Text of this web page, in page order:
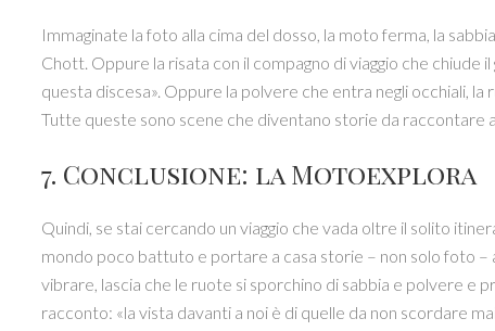
Immaginate la foto alla cima del dosso, la moto ferma, la
Chott. Oppure la risata con il compagno di viaggio che
questa discesa». Oppure la polvere che entra negli occhiali,
Tutte queste sono scene che diventano storie da raccontare
7. Conclusione: la Motoexplora
Quindi, se stai cercando un viaggio che vada oltre il solito
mondo poco battuto e portare a casa storie – non solo foto –
vibrare, lascia che le ruote si sporchino di sabbia e polvere e
racconto: «la vista davanti a noi è di quelle da non scordare